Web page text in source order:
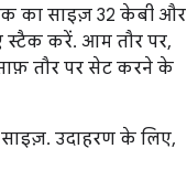
का साइज़ 32 केबी और
स्टैक करें. आम तौर पर,
तौर पर सेट करने के
उदाहरण के लिए,